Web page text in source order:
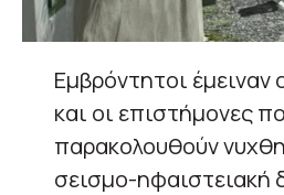
Εμβρόντητοι έμειναν
και οι επιστήμονες
παρακολουθούν
σεισμο-ηφαιστειακή